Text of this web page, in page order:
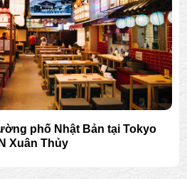
phố Nhật Bản tại Tokyo
Xuân Thủy